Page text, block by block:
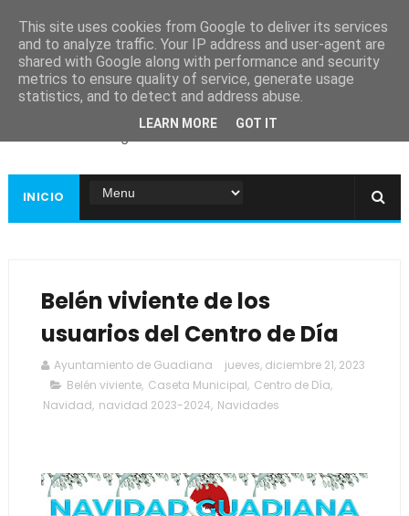
Ayuntamiento de
Guadiana
INICIO
Belén viviente de los
usuarios del Centro de Día
Ayuntamiento de Guadiana
jueves, diciembre 21, 2023
Belén viviente, Caseta Municipal, Centro de Día,
Navidad, navidad 2023-2024, Navidades
This site uses cookies from Google to deliver its services
and to analyze traffic. Your IP address and user-agent are
shared with Google along with performance and security
metrics to ensure quality of service, generate usage
statistics, and to detect and address abuse.
LEARN MORE GOT IT